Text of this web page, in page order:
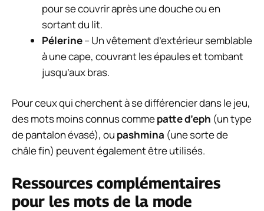
pour se couvrir après une douche ou en
sortant du lit.
Pélerine– Un vêtement d’extérieur semblable
à une cape, couvrant les épaules et tombant
jusqu’aux bras.
Pour ceux qui cherchent à se différencier dans le jeu,
des mots moins connus commepatte d’eph (un type
de pantalon évasé), ou pashmina (une sorte de
châle fin) peuvent également être utilisés.
Ressources complémentaires
pour les mots de la mode